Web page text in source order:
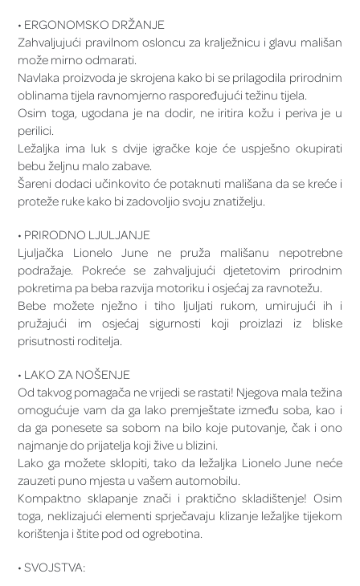
• ERGONOMSKO DRŽANJE
Zahvaljujući pravilnom osloncu za kralježnicu i glavu mališan
može mirno odmarati.
Navlaka proizvoda je skrojena kako bi se prilagodila prirodnim
oblinama tijela ravnomjerno raspoređujući težinu tijela.
Osim toga, ugodana je na dodir, ne iritira kožu i periva je u
perilici.
Ležaljka ima luk s dvije igračke koje će uspješno okupirati
bebu željnu malo zabave.
Šareni dodaci učinkovito će potaknuti mališana da se kreće i
proteže ruke kako bi zadovoljio svoju znatiželju.
• PRIRODNO LJULJANJE
Ljuljačka Lionelo June ne pruža mališanu nepotrebne
podražaje. Pokreće se zahvaljujući djetetovim prirodnim
pokretima pa beba razvija motoriku i osjećaj za ravnotežu.
Bebe možete nježno i tiho ljuljati rukom, umirujući ih i
pružajući im osjećaj sigurnosti koji proizlazi iz bliske
prisutnosti roditelja.
• LAKO ZA NOŠENJE
Od takvog pomagača ne vrijedi se rastati! Njegova mala težina
omogućuje vam da ga lako premještate između soba, kao i
da ga ponesete sa sobom na bilo koje putovanje, čak i ono
najmanje do prijatelja koji žive u blizini.
Lako ga možete sklopiti, tako da ležaljka Lionelo June neće
zauzeti puno mjesta u vašem automobilu.
Kompaktno sklapanje znači i praktično skladištenje! Osim
toga, neklizajući elementi sprječavaju klizanje ležaljke tijekom
korištenja i štite pod od ogrebotina.
• SVOJSTVA: